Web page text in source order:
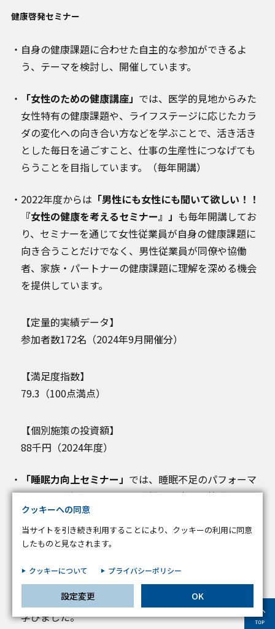
健康啓発セミナー
自身の健康課題に合わせた自主的な参加ができるよ
う、テーマを検討し、開催しています。
「女性のための健康講座」 では、医学的見地からみた
女性特有の健康課題や、ライフステージに応じたカラ
ダの変化への向き合い方などを学ぶことで、活き活き
とした毎日を過ごすこと、仕事の生産性につなげても
らうことを目指しています。（毎年開講）
2022年度からは 「男性にも女性にも聞いて欲しい！！
『女性の健康を考えるセミナー』」 も毎年開講してお
り、セミナーを通じて女性従業員が自身の健康課題に
向き合うことだけでなく、男性従業員が同僚や協働
者、家族・パートナーの健康課題に理解を深める機会
を提供しています。
【定量的実績データ】
参加者数172名（2024年9月開催分）
【満足度指数】
79.3（100点満点）
【個別施策の投資額】
88千円（2024年度）
「睡眠力向上セミナー」 では、睡眠不足のパフォーマ
ンスへの影響や個々人の睡眠課題に応じた快眠法など
を学ぶ機会を提供しています。（毎年開講）
2024年度は、「仮眠」に焦点を当て、『仕事の集中力
を高める 仮眠の極意～すごいぞ！！ 仮眠のチカラ～』
をテーマに開催。「睡眠環境プランナー」である外部
の専門家による講義で睡眠についての基礎知識を再確
認したうえで、集中力を高める正しい「仮眠」方法を
学びました。
クッキーへの同意
当サイトを引き続き利用することにより、クッキーの利用に同意
したものと見なされます。
クッキーについて プライバシーポリシー
設定変更 OK
Cookie の確認と管理
お客様が当サイトを訪れると、ブラウザに情報が保存される、またはブラウ
ザに保存された情報が取得されることがあります。情報の主な保存先は
Cookie であり、対象となるのはサイト訪問者に関する情報、サイト訪問者
は通常ありませんが、Web サイトのパーソナライズに使われることはあり
ます。鈴与シンワートではプライバシーの権利を尊重しており、一部の
おけるデフォルト設定を変更できます。ただし、一部の Cookie を無効化し
た場合、サイトの利用やサービスの利用に影響が出る可能性があります。詳
細情報
パフォーマンス Cookie
この設定で保存する